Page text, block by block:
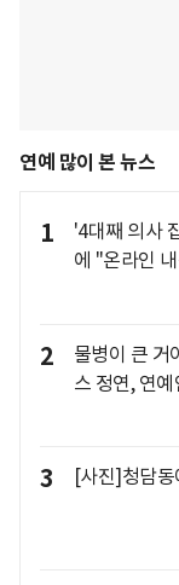
연예 많이 본 뉴스
1
'4대째 의사
에 "온라인
2
물병이 큰 거
스 정연, 연
3 [사진]청담동